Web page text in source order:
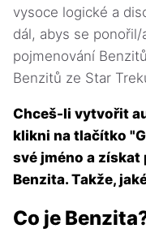
vysoce logické a
dál, abys se
pojmenování
Benzitů ze Star
Chceš-li vytvořit
klikni na tlačítko
své jméno a
Benzita. Takže,
Co je